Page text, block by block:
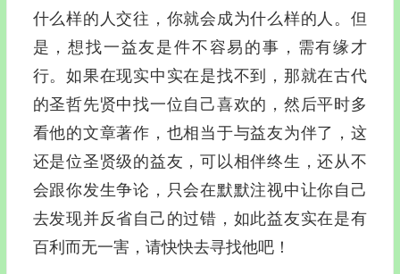
什么样的人交往，你就会成为什么样的人。但
是，想找一益友是件不容易的事，需有缘才
行。如果在现实中实在是找不到，那就在古代
的圣哲先贤中找一位自己喜欢的，然后平时多
看他的文章著作，也相当于与益友为伴了，这
还是位圣贤级的益友，可以相伴终生，还从不
会跟你发生争论，只会在默默注视中让你自己
去发现并反省自己的过错，如此益友实在是有
百利而无一害，请快快去寻找他吧！